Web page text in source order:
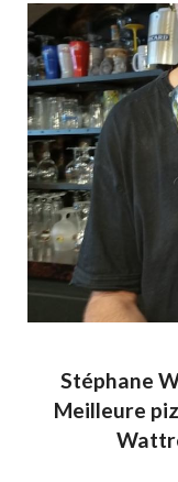
Stéphane
Meilleure